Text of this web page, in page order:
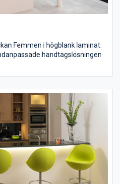
Femmen i högblank laminat.
handtagslösningen
färg. Till höger om
jalusi med rostfri laminat.
fläkten är infälld i taket.